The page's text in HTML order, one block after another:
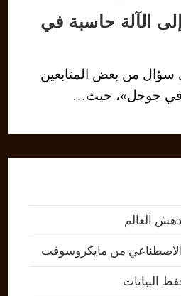
الآلة حاسبة في
سؤال من بعض المتابعين
في جوجل»، حيث…